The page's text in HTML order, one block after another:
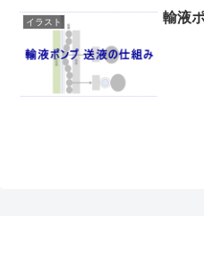
イラスト 輸液